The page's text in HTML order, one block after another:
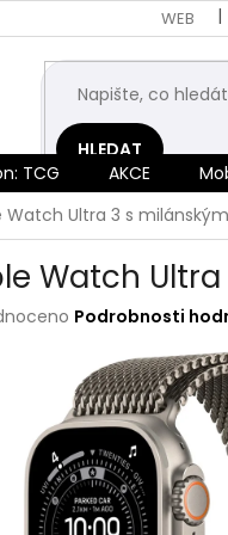
WEB
HLEDAT
TCG AKCE
Watch Ultra 3 s
Watch
Podrobnosti